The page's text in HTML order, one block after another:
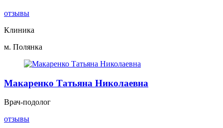
отзывы
Клиника
м. Полянка
Макаренко Татьяна Николаевна
Врач-подолог
отзывы